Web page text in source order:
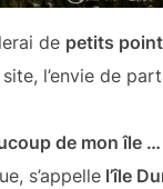
de petits
l’envie de
de mon île …
s’appelle l’île